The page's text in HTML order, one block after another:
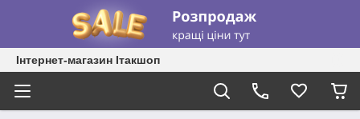
Інтернет-магазин Ітакшоп